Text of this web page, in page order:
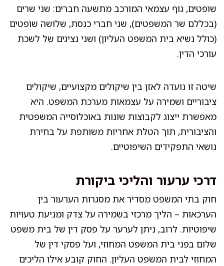
שופטים, גוף עצמאי המורכב מתשעה חברים: שני שרים
(בכללם שר המשפטים), שני חברי כנסת, שלושה שופטים
(כולל נשיא בית המשפט העליון) ושני נציגים של לשכת
עורכי הדין.
שיטה זו נועדה לאזן בין שיקולים מקצועיים, שיקולים
ציבוריים ושמירה על עצמאות מערכת המשפט. היא
מאפשרת ייצוג לקבוצות שונות באוכלוסייה המשפטית
והציבורית, תוך הטלת אחריות משותפת על בחירת
נושאי התפקידים השיפוטיים.
דרכי ערעור והליכי ביקורת
חוק בתי המשפט מסדיר את מסגרות הערעור בין
הערכאות – הליך מרכזי בשמירה על צדק ומניעת טעויות
שיפוטיות. לרוב, ניתן לערער על פסק דין של בית משפט
שלום בפני בית המשפט המחוזי, ועל פסקי דין של
המחוזי לבית המשפט העליון. החוק קובע אילו הליכים